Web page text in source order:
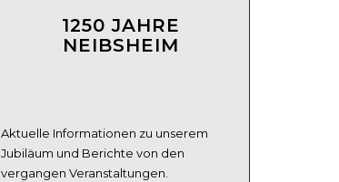
1250 JAHRE
NEIBSHEIM
Aktuelle Informationen zu unserem
Jubiläum und Berichte von den
vergangen Veranstaltungen.